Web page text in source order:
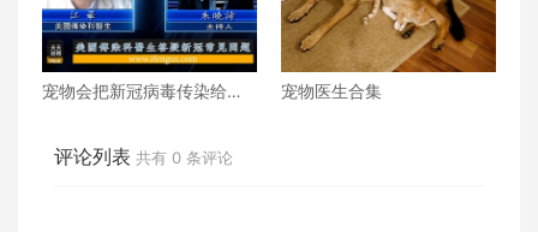
宠物会把新冠病毒传染给主
宠物医生合集
评论列表 共有 0 条评论